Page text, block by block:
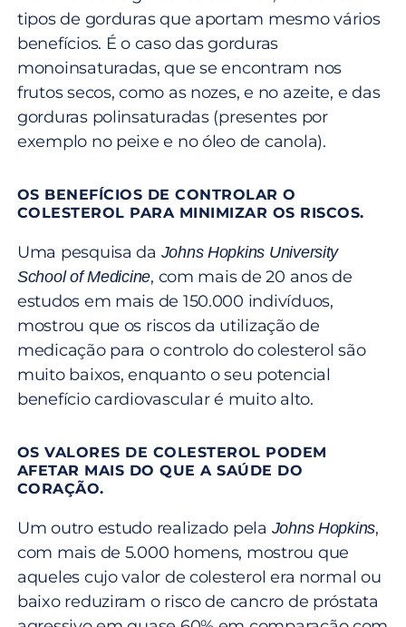
tipos de gorduras que aportam mesmo vários
benefícios. É o caso das gorduras
monoinsaturadas, que se encontram nos
frutos secos, como as nozes, e no azeite, e das
gorduras polinsaturadas (presentes por
exemplo no peixe e no óleo de canola).
OS BENEFÍCIOS DE CONTROLAR O
COLESTEROL PARA MINIMIZAR OS RISCOS.
Uma pesquisa da Johns Hopkins University
School of Medicine, com mais de 20 anos de
estudos em mais de 150.000 indivíduos,
mostrou que os riscos da utilização de
medicação para o controlo do colesterol são
muito baixos, enquanto o seu potencial
benefício cardiovascular é muito alto.
OS VALORES DE COLESTEROL PODEM
AFETAR MAIS DO QUE A SAÚDE DO
CORAÇÃO.
Um outro estudo realizado pela Johns Hopkins,
com mais de 5.000 homens, mostrou que
aqueles cujo valor de colesterol era normal ou
baixo reduziram o risco de cancro de próstata